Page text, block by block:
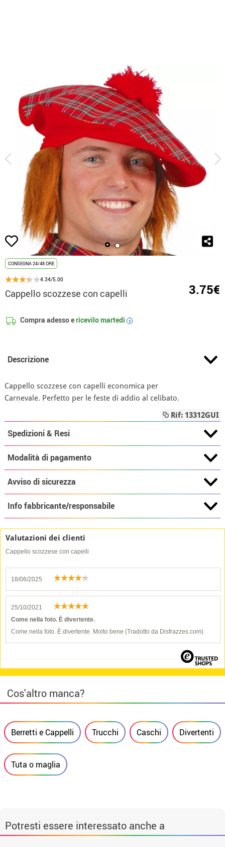
CONSEGNA 24/48 ORE
4.34/5.00
Cappello scozzese con capelli 3.75€
Compra adesso ericevilomartedì i
Descrizione
Cappello scozzese con capelli economica per
Carnevale. Perfetto per le feste di addio al celibato.
Rif: 13312GUI
Spedizioni & Resi
Modalità di pagamento
Avviso di sicurezza
Info fabbricante/responsabile
Valutazioni dei clienti
Cappello scozzese con capelli
18/06/2025
25/10/2021
Come nella foto. È divertente.
Come nella foto. È divertente. Molto bene (Tradotto da Disfrazzes.com)
Cos'altro manca?
Berretti e Cappelli Trucchi Caschi Divertenti
Tuta o maglia
Potresti essere interessato anche a